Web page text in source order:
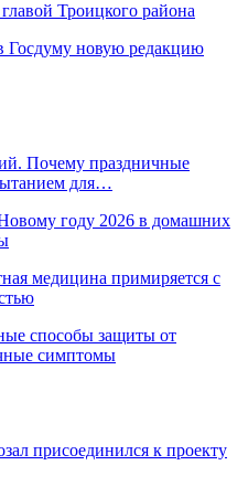
Троицкого района
Госдуму новую редакцию
Почему праздничные
для…
году 2026 в домашних
медицина примиряется с
способы защиты от
симптомы
присоединился к проекту